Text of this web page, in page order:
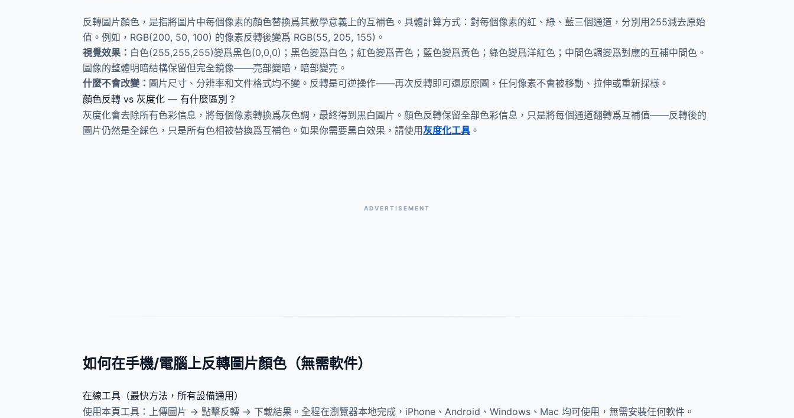
反轉圖片顏色，是指將圖片中每個像素的顏色替換爲其數學意義上的互補色。具體計算方式：對每個像素的紅、綠、藍三個通道，分別用255減去原始
值。例如，RGB(200, 50, 100) 的像素反轉後變爲 RGB(55, 205, 155)。
視覺效果： 白色(255,255,255)變爲黑色(0,0,0)；黑色變爲白色；紅色變爲青色；藍色變爲黃色；綠色變爲洋紅色；中間色調變爲對應的互補中間色。
圖像的整體明暗結構保留但完全鏡像——亮部變暗，暗部變亮。
什麼不會改變： 圖片尺寸、分辨率和文件格式均不變。反轉是可逆操作——再次反轉即可還原原圖，任何像素不會被移動、拉伸或重新採樣。
顏色反轉 vs 灰度化 — 有什麼區別？
灰度化會去除所有色彩信息，將每個像素轉換爲灰色調，最終得到黑白圖片。顏色反轉保留全部色彩信息，只是將每個通道翻轉爲互補值——反轉後的
圖片仍然是全綵色，只是所有色相被替換爲互補色。如果你需要黑白效果，請使用灰度化工具 。
ADVERTISEMENT
如何在手機/電腦上反轉圖片顏色（無需軟件）
在線工具（最快方法，所有設備通用）
使用本頁工具：上傳圖片 → 點擊反轉 → 下載結果。全程在瀏覽器本地完成，iPhone、Android、Windows、Mac 均可使用，無需安裝任何軟件。